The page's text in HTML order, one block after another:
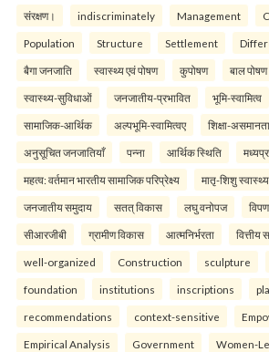
संरक्षण। indiscriminately Management
Population Structure Settlement
बैगा जनजाति स्वास्थ्य एवं पोषण कुपोषण बाल पोषण
स्वास्थ्य-सुविधाओं जनजातीय-प्रभावित भूमि-स्वामित्व
सामाजिक-आर्थिक अल्पभूमि-स्वामित्वए शिक्षा-असमानता
अनुसूचित जनजातियाँ पन्ना आर्थिक स्थिति
महत्व: वर्तमान भारतीय सामाजिक परिप्रेक्ष्य मातृ-शिशु स्वास्थ्य
जनजातीय समुदाय सतत् विकास लघु वनोपज
सीआरजीबी ग्रामीण विकास आत्मनिर्भरता वित्तीय
well-organized Construction sculpture
foundation institutions inscriptions
recommendations context-sensitive
Empirical Analysis Government Women-